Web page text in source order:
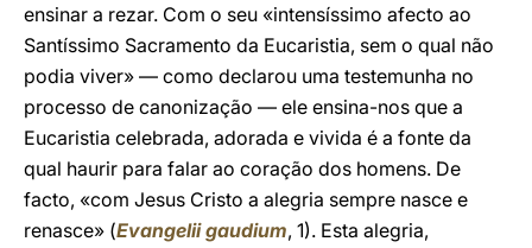
ensinar a rezar. Com o seu «intensíssimo afecto ao
Santíssimo Sacramento da Eucaristia, sem o qual não
podia viver» — como declarou uma testemunha no
processo de canonização — ele ensina-nos que a
Eucaristia celebrada, adorada e vivida é a fonte da
qual haurir para falar ao coração dos homens. De
facto, «com Jesus Cristo a alegria sempre nasce e
renasce» (Evangelii gaudium, 1). Esta alegria,